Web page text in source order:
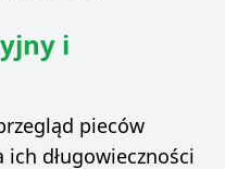
i
pieców
długowieczności